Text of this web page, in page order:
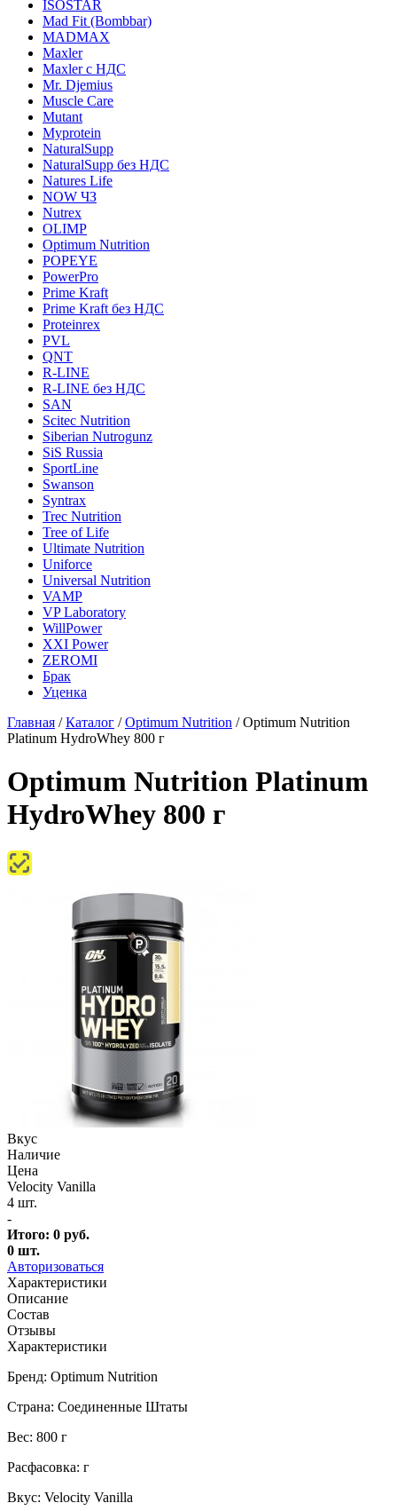
ISOSTAR
Mad Fit (Bombbar)
MADMAX
Maxler
Maxler с НДС
Mr. Djemius
Muscle Care
Mutant
Myprotein
NaturalSupp
NaturalSupp без НДС
Natures Life
NOW ЧЗ
Nutrex
OLIMP
Optimum Nutrition
POPEYE
PowerPro
Prime Kraft
Prime Kraft без НДС
Proteinrex
PVL
QNT
R-LINE
R-LINE без НДС
SAN
Scitec Nutrition
Siberian Nutrogunz
SiS Russia
SportLine
Swanson
Syntrax
Trec Nutrition
Tree of Life
Ultimate Nutrition
Uniforce
Universal Nutrition
VAMP
VP Laboratory
WillPower
XXI Power
ZEROMI
Брак
Уценка
Главная /Каталог /Optimum Nutrition /Optimum Nutrition
Platinum HydroWhey 800 г
Optimum Nutrition Platinum
HydroWhey 800 г
Вкус
Наличие
Цена
Velocity Vanilla
4 шт.
-
Итого: 0 руб.
0 шт.
Авторизоваться
Характеристики
Описание
Состав
Отзывы
Характеристики
Бренд: Optimum Nutrition
Страна: Соединенные Штаты
Вес: 800 г
Расфасовка: г
Вкус: Velocity Vanilla